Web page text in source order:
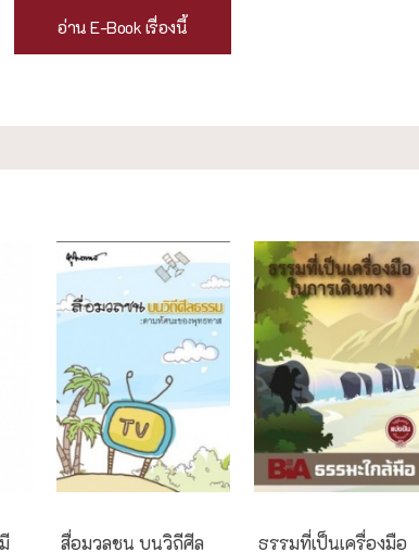
อ่าน E-Book เรื่องนี้
สื่อมวลชน บนวิถีศีล
ธรรมที่เป็นเครื่องมือ